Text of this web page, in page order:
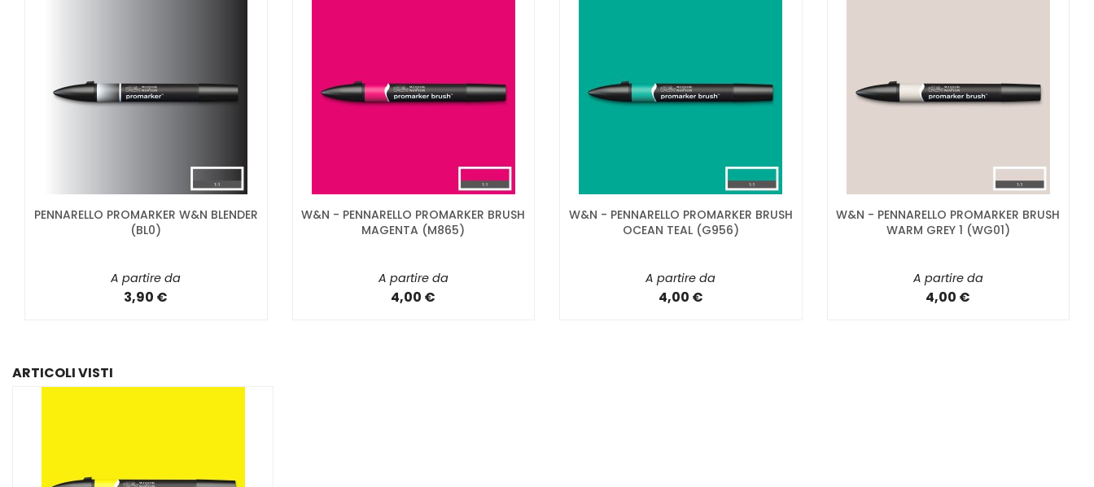
PENNARELLO PROMARKER W&N BLENDER
(BL0)
A partire da
3,90 €
W&N - PENNARELLO PROMARKER BRUSH
MAGENTA (M865)
A partire da
4,00 €
W&N - PENNARELLO PROMARKER BRUSH
OCEAN TEAL (G956)
A partire da
4,00 €
W&N - PENNARELLO PROMARKER BRUSH
WARM GREY 1 (WG01)
A partire da
4,00 €
ARTICOLI VISTI